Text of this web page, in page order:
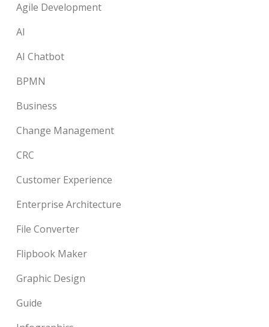
Agile Development
AI
AI Chatbot
BPMN
Business
Change Management
CRC
Customer Experience
Enterprise Architecture
File Converter
Flipbook Maker
Graphic Design
Guide